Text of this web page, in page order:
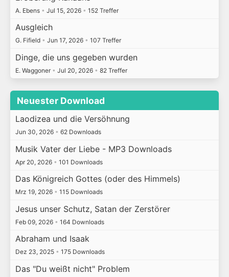
A. Ebens • Jul 15, 2026 • 152 Treffer
Ausgleich
G. Fifield • Jun 17, 2026 • 107 Treffer
Dinge, die uns gegeben wurden
E. Waggoner • Jul 20, 2026 • 82 Treffer
Neuester Download
Laodizea und die Versöhnung
Jun 30, 2026 • 62 Downloads
Musik Vater der Liebe - MP3 Downloads
Apr 20, 2026 • 101 Downloads
Das Königreich Gottes (oder des Himmels)
Mrz 19, 2026 • 115 Downloads
Jesus unser Schutz, Satan der Zerstörer
Feb 09, 2026 • 164 Downloads
Abraham und Isaak
Dez 23, 2025 • 175 Downloads
Das "Du weißt nicht" Problem